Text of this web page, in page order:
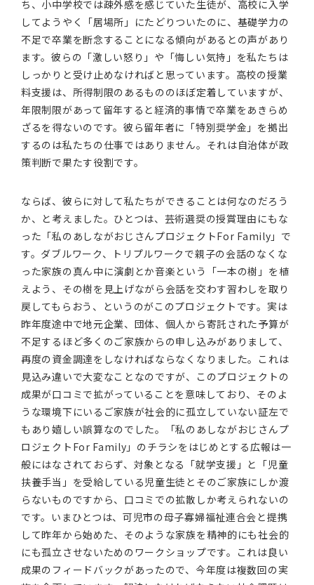
ち、小中学校では疎外感を感じていた生徒が、高校に入学
してようやく「居場所」にたどりついたのに、基礎学力の
不足で卒業を断念することになる傾向があるとの声があり
ます。彼らの「激しい怒り」や「悔しい気持」を私たちは
しっかりと受け止めなければと思っています。高校の授業
料支援は、所得制限のあるもののほぼ定着していますが、
年限制限があって留年すると経済的事情で卒業をあきらめ
ざるを得ないのです。彼ら留年者に「特別奨学金」を拠出
するのは私たちの仕事ではありません。それは自治体が政
策判断で果たす役割です。
ならば、彼らに対して私たちができることは何なのだろう
か、と考えました。ひとつは、芸術選奨の授賞理由にもな
った「私のあしながおじさんプロジェクトFor Family」で
す。ダブルワーク、トリプルワークで親子の会話のなくな
った家族の真ん中に演劇とか音楽という「一本の樹」を植
えよう、その樹を見上げながら会話を交わす習わしを取り
戻してもらおう、というのがこのプロジェクトです。実は
昨年度途中で地元企業、団体、個人から寄託された予算が
不足するほど多くのご家族からの申し込みがありまして、
再度の資金調達をしなければならなくなりました。これは
見込み違いで大変なことなのですが、このプロジェクトの
成果が口コミで拡がっていることを意味しており、そのよ
うな環境下にいるご家族が社会的に孤立していない証左で
もあり嬉しい誤算なのでした。「私のあしながおじさんプ
ロジェクトFor Family」のチラシをはじめとする広報は一
般にはなされておらず、対象となる「就学支援」と「児童
扶養手当」を受給している児童生徒とそのご家族にしか渡
らないものですから、口コミでの拡散しか考えられないの
です。いまひとつは、可児市の母子寡婦福祉連合会と提携
して昨年から始めた、そのような家族を精神的にも社会的
にも孤立させないためのワークショップです。これは良い
成果のフィードバックがあったので、今年度は複数回の実